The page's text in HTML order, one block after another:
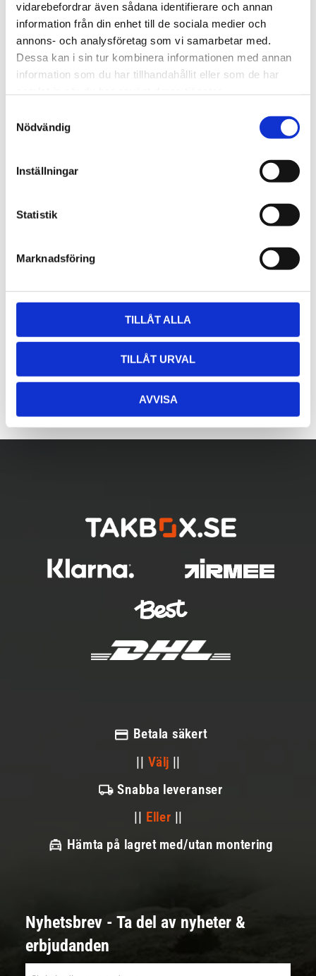
vidarebefordrar även sådana identifierare och annan
information från din enhet till de sociala medier och
annons- och analysföretag som vi samarbetar med.
Dessa kan i sin tur kombinera informationen med annan
information som du har tillhandahållit eller som de har
Nödvändig
Inställningar
Statistik
Marknadsföring
TILLÅT ALLA
TILLÅT URVAL
AVVISA
Lättmonterad
takräcken, för fordon utan
befintliga fästpunkter för
fabriksmonterade räcken.
1 795 kr
kr
Lättmonterad
Edge-takräcken, för
fordon utan befintliga
eller fabriksmonterade
räcken.
2 525kr
2 635
Betala säkert
|| Välj ||
Snabba leveranser
|| Eller ||
Hämta på lagret med/utan montering
Nyhetsbrev - Ta del av nyheter &
erbjudanden